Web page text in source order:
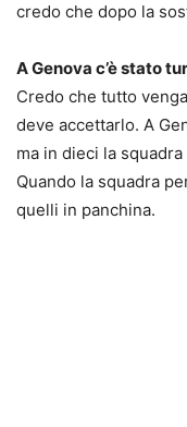
credo che dopo la
A Genova c’è stato
Credo che tutto
deve accettarlo. A
ma in dieci la
Quando la squadra
quelli in panchina.